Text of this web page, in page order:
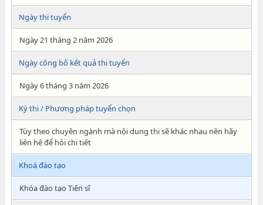
Ngày thi tuyển
Ngày 21 tháng 2 năm 2026
Ngày công bố kết quả thi tuyển
Ngày 6 tháng 3 năm 2026
Kỳ thi / Phương pháp tuyển chọn
Tùy theo chuyên ngành mà nội dung thi sẽ khác nhau nên hãy
liên hệ để hỏi chi tiết
Khoá đào tạo
Khóa đào tạo Tiến sĩ